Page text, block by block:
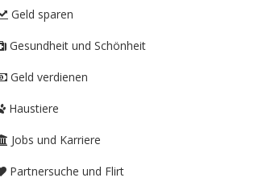
Geld sparen
Gesundheit und Schönheit
Geld verdienen
Haustiere
Jobs und Karriere
Partnersuche und Flirt